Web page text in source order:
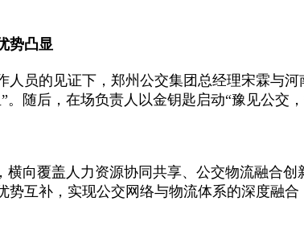
势凸显
人员的见证下，郑州公交集团总经理宋霖与
随后，在场负责人以金钥匙启动“豫见公交
横向覆盖人力资源协同共享、公交物流融合
互补，实现公交网络与物流体系的深度融